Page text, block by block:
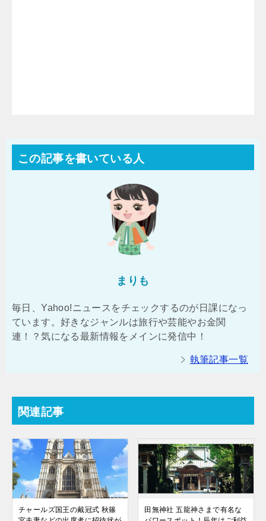
この記事を書いている人
まりも
毎日、Yahoo!ニュースをチェックするのが日課になっ
ています。好きなジャンルは旅行や芸能やお金関
連！？気になる最新情報をメインに発信中！
執筆記事一覧
関連記事
チャールズ国王の戴冠式 秋篠
田無神社 五龍神さまで有名な